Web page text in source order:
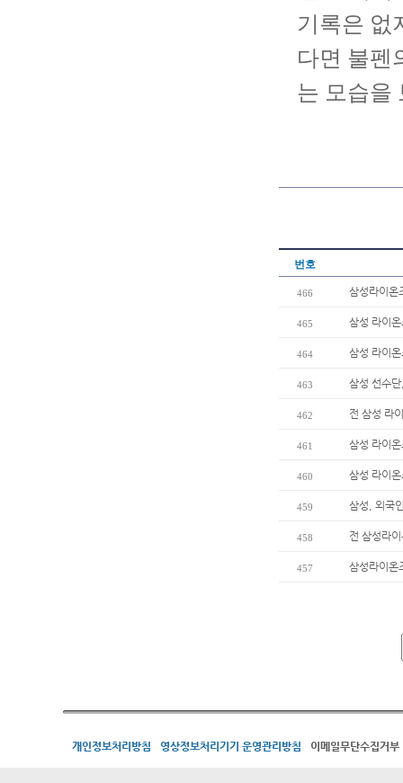
기록은 없
다면 불펜
는 모습을
번호
466 삼성라이온
465 삼성 라이
464 삼성 라이
463 삼성 선수
462 전 삼성 라
461 삼성 라이
460 삼성 라이
459 삼성, 외국
458 전 삼성라
457 삼성라이온
개인정보처리방침 영상정보처리기기 운영관리방침 이메일무단수집거부